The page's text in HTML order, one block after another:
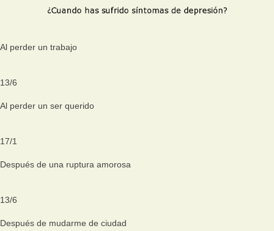
Al perder un trabajo
13/6
Al perder un ser querido
17/1
Después de una ruptura amorosa
13/6
Después de mudarme de ciudad